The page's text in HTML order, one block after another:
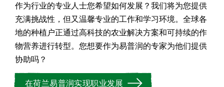
作为行业的专业人士您希望如何发展？我们将为您提供
充满挑战性，但又温馨专业的工作和学习环境。全球各
地的种植户正通过高科技的农业解决方案和可持续的作
物营养进行转型。您想要作为易普润的专家为他们提供
协助吗？
在荷兰易普润实现职业发展